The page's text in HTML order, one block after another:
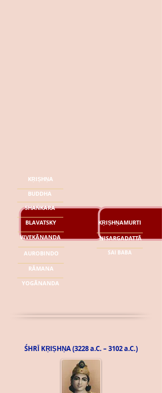
KṚIṢHṆA
BUDDHA
SHAṄKARA
BLAVATSKY
VIVEKĀNANDA
AUROBINDO
RĀMANA
YOGĀNANDA
KṚIṢHṆAMURTI
NISARGADATTĀ
SAI BABA
ŚHRῙ KṚIṢHṆA (3228 a.C. – 3102 a.C.)